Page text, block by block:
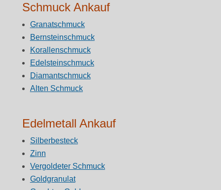
Schmuck Ankauf
Granatschmuck
Bernsteinschmuck
Korallenschmuck
Edelsteinschmuck
Diamantschmuck
Alten Schmuck
Edelmetall Ankauf
Silberbesteck
Zinn
Vergoldeter Schmuck
Goldgranulat